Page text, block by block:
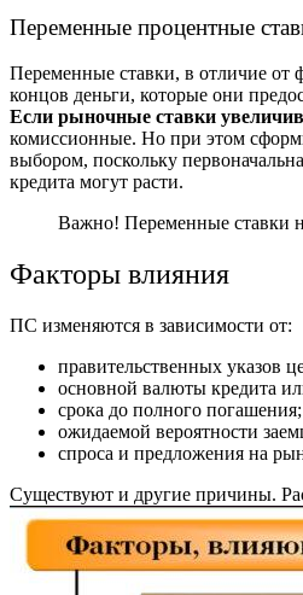
Переменные процентные
Переменные ставки, в отличие от
концов деньги, которые они
Если рыночные ставки
комиссионные. Но при этом
выбором, поскольку
кредита могут расти.
Важно! Переменные ставки
Факторы влияния
ПС изменяются в зависимости от:
правительственных указов
основной валюты кредита
срока до полного погашения;
ожидаемой вероятности
спроса и предложения на
Существуют и другие причины.